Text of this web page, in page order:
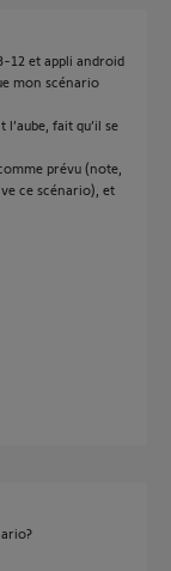
12 et appli android
mon scénario
fait qu’il se
prévu (note,
ce scénario), et